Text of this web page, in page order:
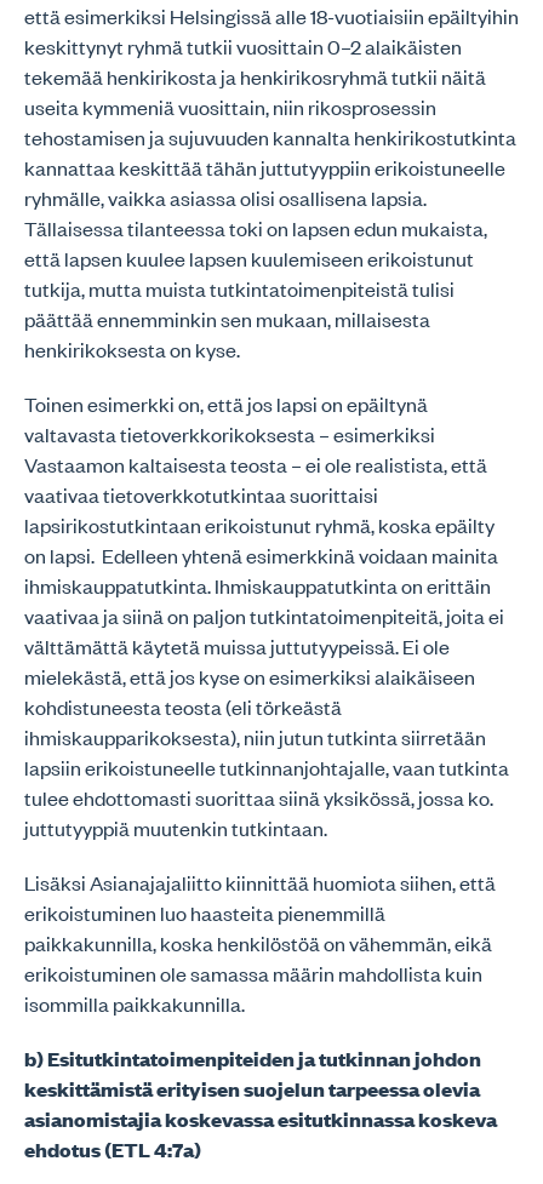
että esimerkiksi Helsingissä alle 18-vuotiaisiin epäiltyihin
keskittynyt ryhmä tutkii vuosittain 0–2 alaikäisten
tekemää henkirikosta ja henkirikosryhmä tutkii näitä
useita kymmeniä vuosittain, niin rikosprosessin
tehostamisen ja sujuvuuden kannalta henkirikostutkinta
kannattaa keskittää tähän juttutyyppiin erikoistuneelle
ryhmälle, vaikka asiassa olisi osallisena lapsia.
Tällaisessa tilanteessa toki on lapsen edun mukaista,
että lapsen kuulee lapsen kuulemiseen erikoistunut
tutkija, mutta muista tutkintatoimenpiteistä tulisi
päättää ennemminkin sen mukaan, millaisesta
henkirikoksesta on kyse.
Toinen esimerkki on, että jos lapsi on epäiltynä
valtavasta tietoverkkorikoksesta – esimerkiksi
Vastaamon kaltaisesta teosta – ei ole realistista, että
vaativaa tietoverkkotutkintaa suorittaisi
lapsirikostutkintaan erikoistunut ryhmä, koska epäilty
on lapsi. Edelleen yhtenä esimerkkinä voidaan mainita
ihmiskauppatutkinta. Ihmiskauppatutkinta on erittäin
vaativaa ja siinä on paljon tutkintatoimenpiteitä, joita ei
välttämättä käytetä muissa juttutyypeissä. Ei ole
mielekästä, että jos kyse on esimerkiksi alaikäiseen
kohdistuneesta teosta (eli törkeästä
ihmiskaupparikoksesta), niin jutun tutkinta siirretään
lapsiin erikoistuneelle tutkinnanjohtajalle, vaan tutkinta
tulee ehdottomasti suorittaa siinä yksikössä, jossa ko.
juttutyyppiä muutenkin tutkintaan.
Lisäksi Asianajajaliitto kiinnittää huomiota siihen, että
erikoistuminen luo haasteita pienemmillä
paikkakunnilla, koska henkilöstöä on vähemmän, eikä
erikoistuminen ole samassa määrin mahdollista kuin
isommilla paikkakunnilla.
b) Esitutkintatoimenpiteiden ja tutkinnan johdon
keskittämistä erityisen suojelun tarpeessa olevia
asianomistajia koskevassa esitutkinnassa koskeva
ehdotus (ETL 4:7a)